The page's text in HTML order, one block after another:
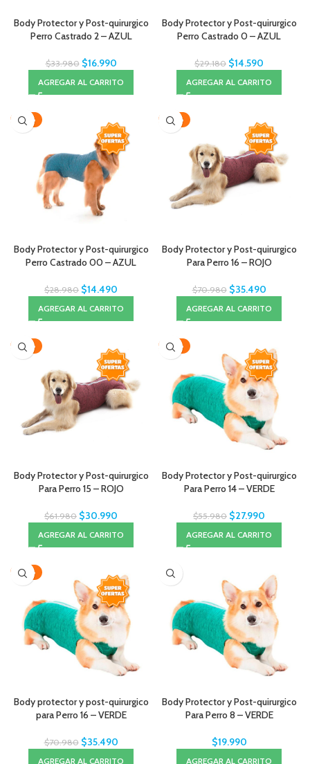
Body Protector y Post-quirurgico
Perro Castrado 2 – AZUL
$33.980 $16.990
AGREGAR AL CARRITO
Body Protector y Post-quirurgico
Perro Castrado 0 – AZUL
$29.180 $14.590
AGREGAR AL CARRITO
-50%
Body Protector y Post-quirurgico
Perro Castrado 00 – AZUL
$28.980 $14.490
AGREGAR AL CARRITO
-50%
Body Protector y Post-quirurgico
Para Perro 16 – ROJO
$70.980 $35.490
AGREGAR AL CARRITO
-50%
Body Protector y Post-quirurgico
Para Perro 15 – ROJO
$61.980 $30.990
AGREGAR AL CARRITO
-50%
Body Protector y Post-quirurgico
Para Perro 14 – VERDE
$55.980 $27.990
AGREGAR AL CARRITO
-50%
Body protector y post-quirurgico
para Perro 16 – VERDE
$70.980 $35.490
AGREGAR AL CARRITO
Body Protector y Post-quirurgico
Para Perro 8 – VERDE
$19.990
AGREGAR AL CARRITO